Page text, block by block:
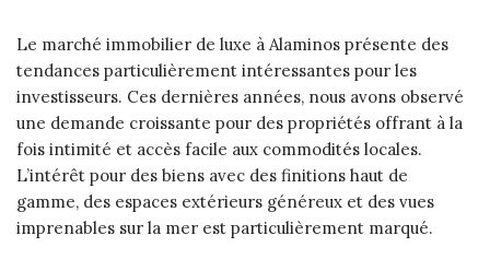
Le marché immobilier de luxe à Alaminos présente des
tendances particulièrement intéressantes pour les
investisseurs. Ces dernières années, nous avons observé
une demande croissante pour des propriétés offrant à la
fois intimité et accès facile aux commodités locales.
L’intérêt pour des biens avec des finitions haut de
gamme, des espaces extérieurs généreux et des vues
imprenables sur la mer est particulièrement marqué.